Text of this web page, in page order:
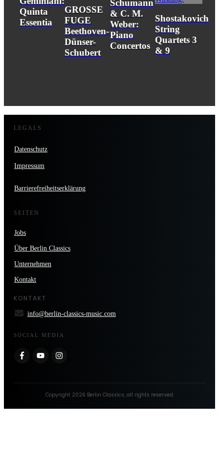
Quinta
Essentia
GROSSE
FUGE
Beethoven-
Dünser-
Schubert
Schumann
& C. M.
Weber:
Piano
Concertos
Shostakovich
String
Quartets 3
& 9
LEGALS
Datenschutz
Impressum
Barrierefreiheitserklärung
SEITEN
Jobs
Über Berlin Classics
Unternehmen
Kontakt
KONTAKT
info@berlin-classics-music.com
SOCIAL MEDIA
Copyright 2026 Berlin Classics, all rights reserved.